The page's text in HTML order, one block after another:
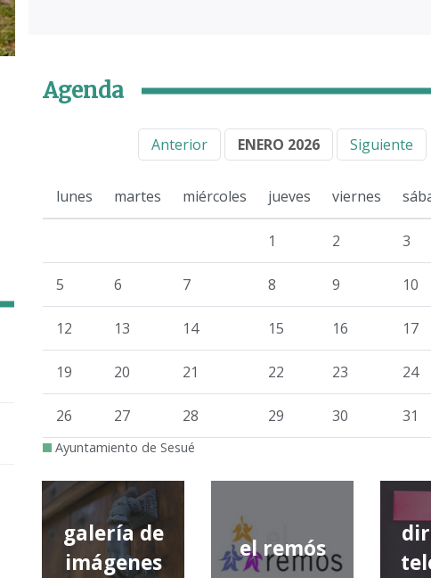
Agenda
Anterior ENERO 2026 Siguiente
lunes martes miércoles jueves viernes
1 2 3
5 6 7 8 9 10
12 13 14 15 16 17
19 20 21 22 23 24
26 27 28 29 30 31
Ayuntamiento de Sesué
galería de
imágenes
el remós